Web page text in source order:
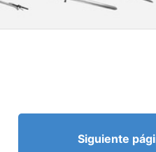
Siguiente